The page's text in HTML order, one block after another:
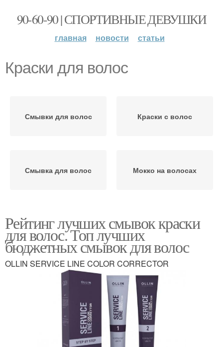
90-60-90 | СПОРТИВНЫЕ ДЕВУШКИ
главная новости статьи
Краски для волос
Смывки для волос Краски с волос
Смывка для волос Мокко на волосах
Рейтинг лучших смывок краски
для волос. Топ лучших
бюджетных смывок для волос
OLLIN SERVICE LINE COLOR CORRECTOR